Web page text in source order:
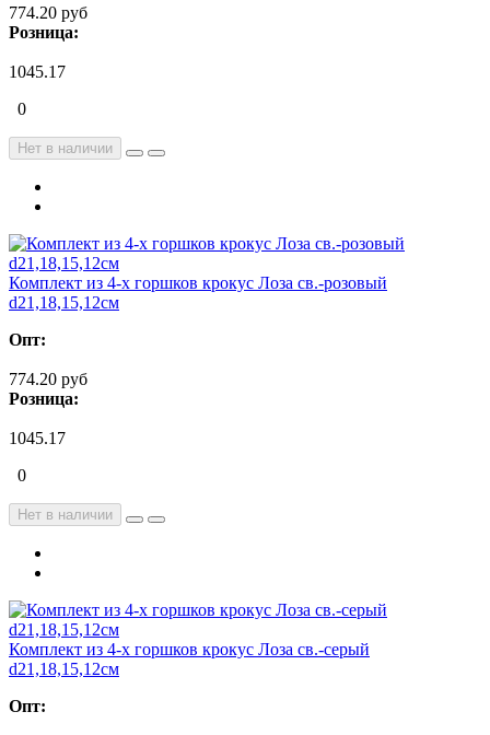
774.20 руб
Розница:
1045.17
0
Нет в наличии
Комплект из 4-х горшков крокус Лоза св.-розовый
d21,18,15,12см
Опт:
774.20 руб
Розница:
1045.17
0
Нет в наличии
Комплект из 4-х горшков крокус Лоза св.-серый
d21,18,15,12см
Опт: